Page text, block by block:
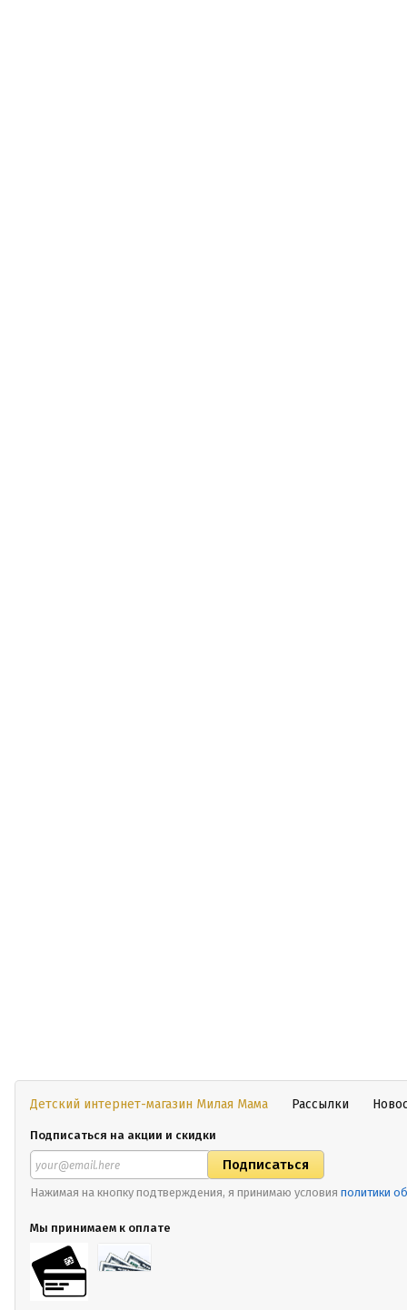
Детский интернет-магазин Милая Мама Рассылки
Подписаться на акции и скидки
Нажимая на кнопку подтверждения, я принимаю условия политики
Мы принимаем к оплате